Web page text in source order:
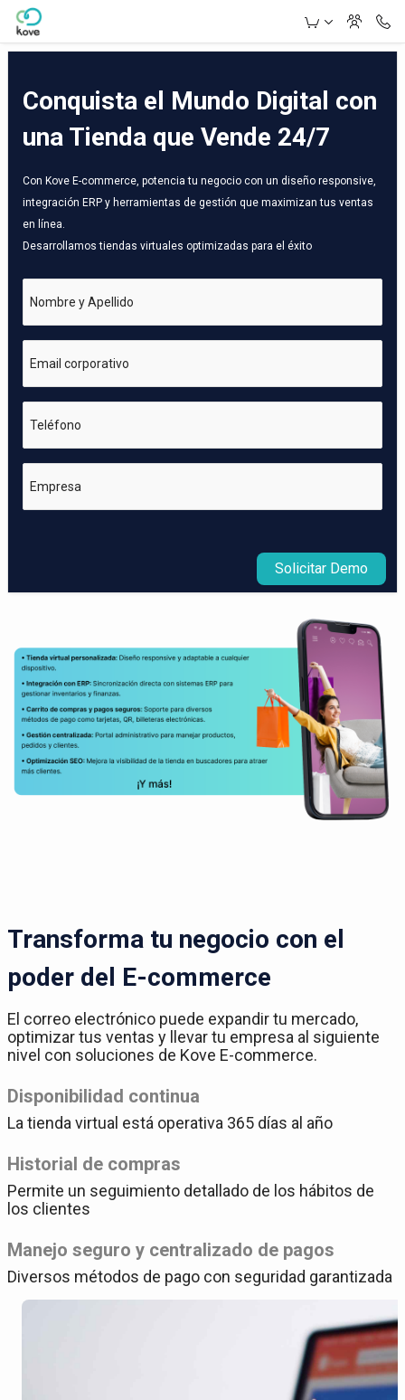
Skip to Main Content
Conquista el Mundo Digital con
una Tienda que Vende 24/7
Con Kove E-commerce, potencia tu negocio con un diseño responsive,
integración ERP y herramientas de gestión que maximizan tus ventas
en línea.
Desarrollamos tiendas virtuales optimizadas para el éxito
Nombre y Apellido
Email corporativo
Teléfono
Empresa
Solicitar Demo
Transforma tu negocio con el
poder del E-commerce
El correo electrónico puede expandir tu mercado,
optimizar tus ventas y llevar tu empresa al siguiente
nivel con soluciones de Kove E-commerce.
Disponibilidad continua
La tienda virtual está operativa 365 días al año
Historial de compras
Permite un seguimiento detallado de los hábitos de
los clientes
Manejo seguro y centralizado de pagos
Diversos métodos de pago con seguridad garantizada